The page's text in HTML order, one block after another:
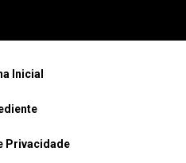
Inicial
Privacidade